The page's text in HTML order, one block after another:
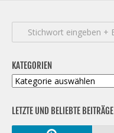
KATEGORIEN
Kategorien
LETZTE UND BELIEBTE BEITRÄGE